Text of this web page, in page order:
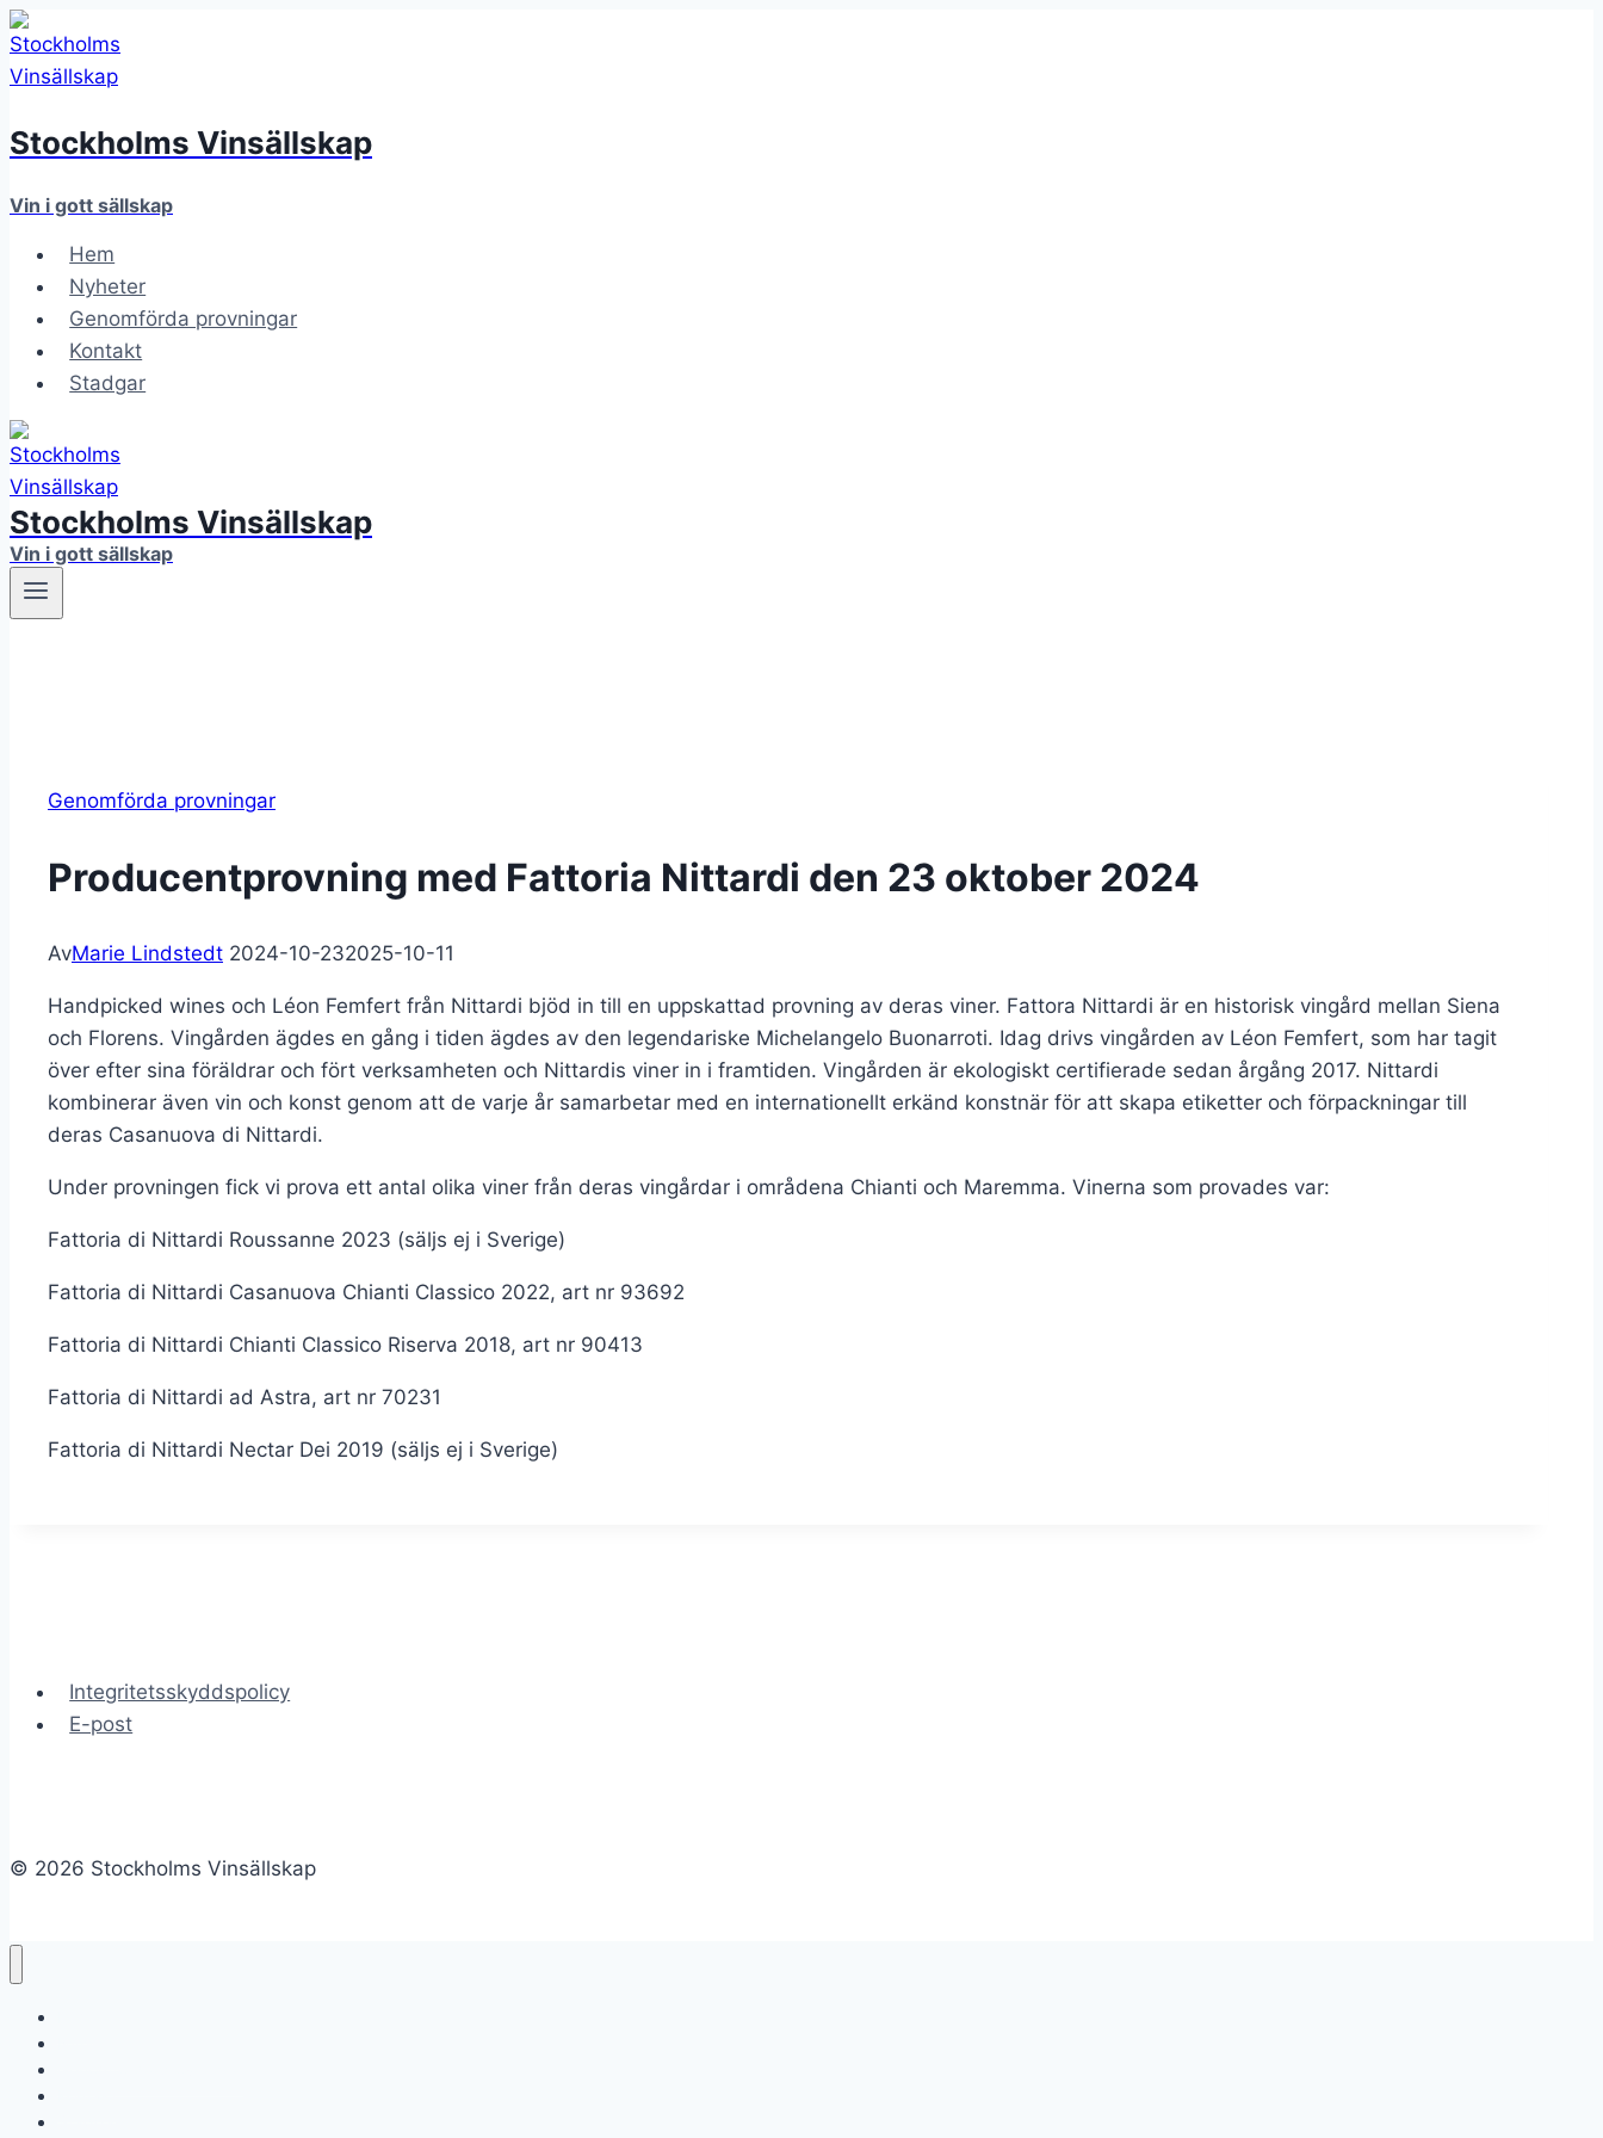
Skip
to
content
Stockholms Vinsällskap
Vin i gott sällskap
Hem
Nyheter
Genomförda provningar
Kontakt
Stadgar
Stockholms Vinsällskap
Vin i gott sällskap
Genomförda provningar
Producentprovning med Fattoria Nittardi den 23 oktober 2024
AvMarie Lindstedt 2024-10-232025-10-11
Handpicked wines och Léon Femfert från Nittardi bjöd in till en uppskattad provning av deras viner. Fattora Nittardi är en historisk vingård mellan Siena
och Florens. Vingården ägdes en gång i tiden ägdes av den legendariske Michelangelo Buonarroti. Idag drivs vingården av Léon Femfert, som har tagit
över efter sina föräldrar och fört verksamheten och Nittardis viner in i framtiden. Vingården är ekologiskt certifierade sedan årgång 2017. Nittardi
kombinerar även vin och konst genom att de varje år samarbetar med en internationellt erkänd konstnär för att skapa etiketter och förpackningar till
deras Casanuova di Nittardi.
Under provningen fick vi prova ett antal olika viner från deras vingårdar i områdena Chianti och Maremma. Vinerna som provades var:
Fattoria di Nittardi Roussanne 2023 (säljs ej i Sverige)
Fattoria di Nittardi Casanuova Chianti Classico 2022, art nr 93692
Fattoria di Nittardi Chianti Classico Riserva 2018, art nr 90413
Fattoria di Nittardi ad Astra, art nr 70231
Fattoria di Nittardi Nectar Dei 2019 (säljs ej i Sverige)
Integritetsskyddspolicy
E-post
© 2026 Stockholms Vinsällskap